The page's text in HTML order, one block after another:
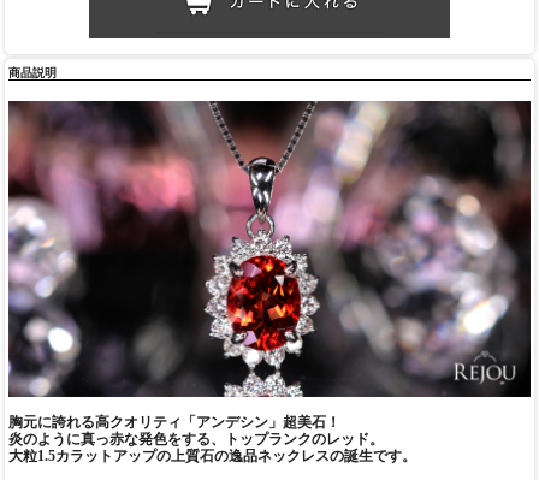
商品説明
胸元に誇れる高クオリティ「アンデシン」超美石！
炎のように真っ赤な発色をする、トップランクのレッド。
大粒1.5カラットアップの上質石の逸品ネックレスの誕生です。